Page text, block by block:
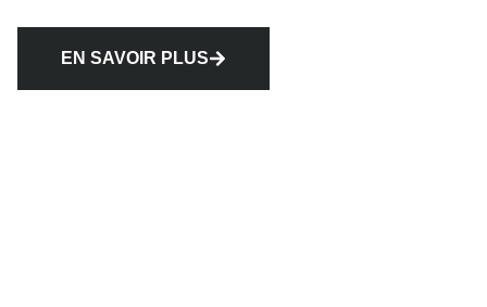
EN SAVOIR PLUS